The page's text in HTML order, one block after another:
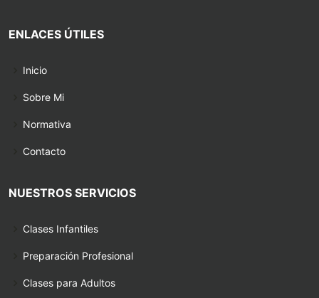
ENLACES ÚTILES
Inicio
Sobre Mi
Normativa
Contacto
NUESTROS SERVICIOS
Clases Infantiles
Preparación Profesional
Clases para Adultos